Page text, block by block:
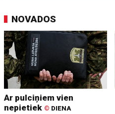
NOVADOS
Ar pulciņiem vien
nepietiek © DIENA